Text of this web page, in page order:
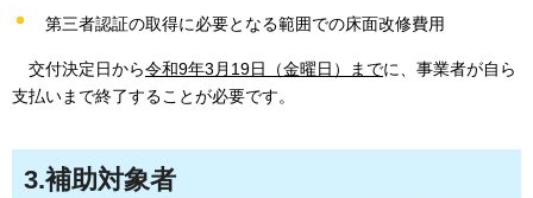
第三者認証の取得に必要となる範囲での床面改修費用
交付決定日から令和9年3月19日（金曜日）までに、事業者が自ら
支払いまで終了することが必要です。
3.補助対象者